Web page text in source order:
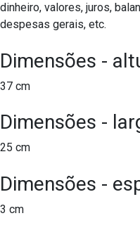
dinheiro, valores, juros,
despesas gerais, etc.
Dimensões -
37 cm
Dimensões -
25 cm
Dimensões -
3 cm